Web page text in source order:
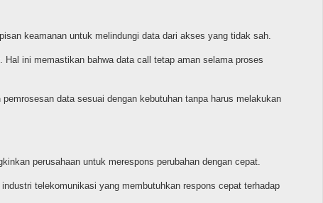
keamanan untuk melindungi data dari akses yang tidak sah.
ini memastikan bahwa data call tetap aman selama proses
data sesuai dengan kebutuhan tanpa harus melakukan
perusahaan untuk merespons perubahan dengan cepat.
telekomunikasi yang membutuhkan respons cepat terhadap